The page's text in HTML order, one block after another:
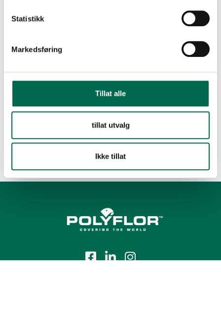
Statistikk
Markedsføring
Tillat alle
tillat utvalg
Ikke tillat